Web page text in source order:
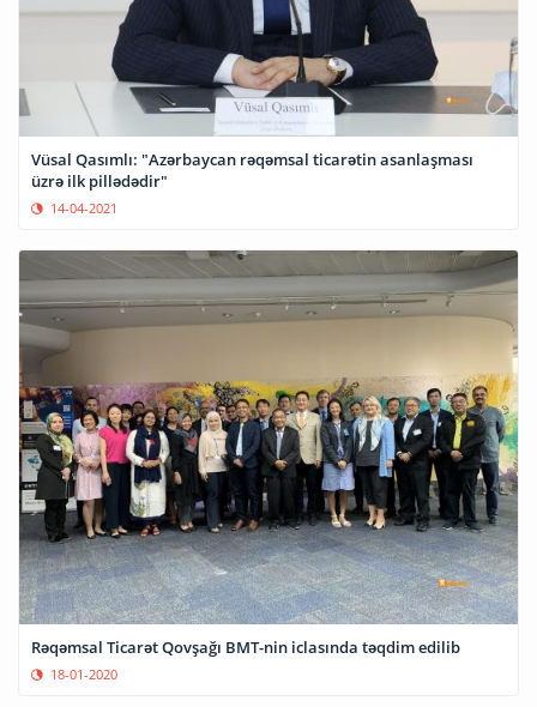
Vüsal Qasımlı: "Azərbaycan rəqəmsal ticarətin asanlaşması
üzrə ilk pillədədir"
14-04-2021
Rəqəmsal Ticarət Qovşağı BMT-nin iclasında təqdim edilib
18-01-2020